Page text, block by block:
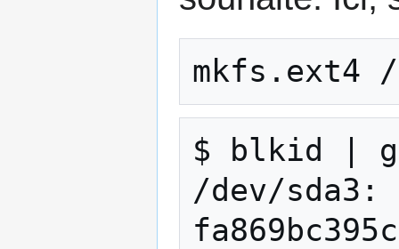
mkfs.ext4 /
$ blkid |
/dev/sda3: